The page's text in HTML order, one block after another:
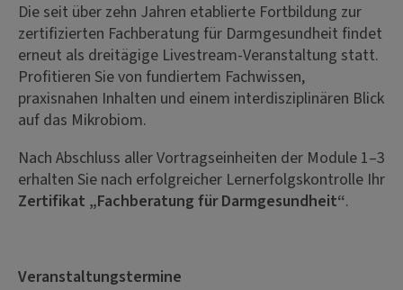
Die seit über zehn Jahren etablierte Fortbildung zur
zertifizierten Fachberatung für Darmgesundheit findet
erneut als dreitägige Livestream-Veranstaltung statt.
Profitieren Sie von fundiertem Fachwissen,
praxisnahen Inhalten und einem interdisziplinären Blick
auf das Mikrobiom.
Nach Abschluss aller Vortragseinheiten der Module 1–3
erhalten Sie nach erfolgreicher Lernerfolgskontrolle Ihr
Zertifikat „Fachberatung für Darmgesundheit“.
Veranstaltungstermine